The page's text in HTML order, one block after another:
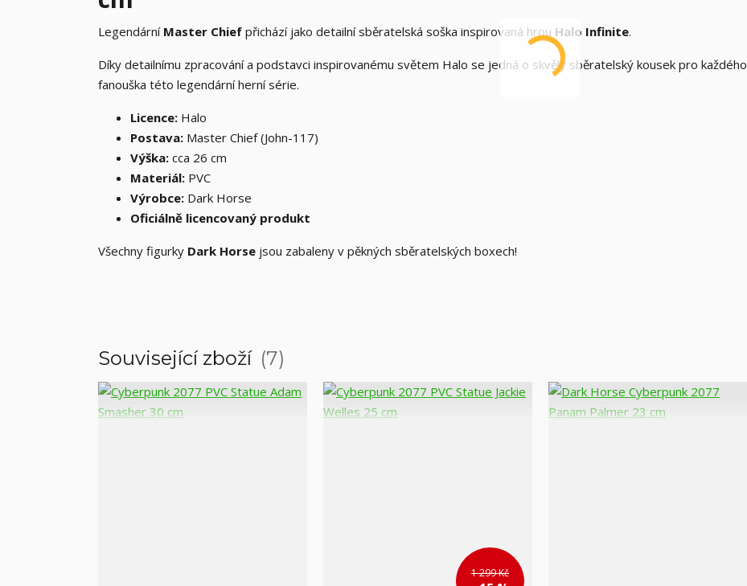
Legendární Master Chief přichází jako detailní sběratelská soška inspirovaná hrou Halo Infinite.
Díky detailnímu zpracování a podstavci inspirovanému světem Halo se jedná o skvělý sběratelský kousek pro každého
fanouška této legendární herní série.
Licence: Halo
Postava: Master Chief (John-117)
Výška: cca 26 cm
Materiál: PVC
Výrobce: Dark Horse
Oficiálně licencovaný produkt
Všechny figurky Dark Horse jsou zabaleny v pěkných sběratelských boxech!
Související zboží 7
1 299 Kč